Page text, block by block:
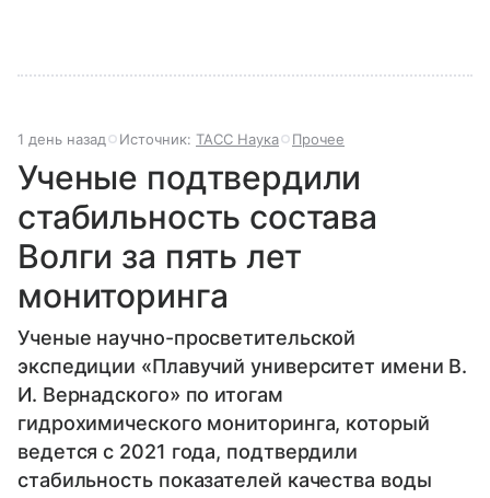
1 день назад Источник: ТАСС Наука Прочее
Ученые подтвердили
стабильность состава
Волги за пять лет
мониторинга
Ученые научно-просветительской
экспедиции «Плавучий университет имени В.
И. Вернадского» по итогам
гидрохимического мониторинга, который
ведется с 2021 года, подтвердили
стабильность показателей качества воды